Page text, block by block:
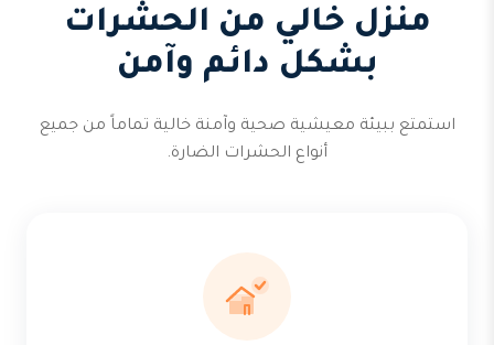
منزل خالي من الحشرات
بشكل دائم وآمن
استمتع ببيئة معيشية صحية وآمنة خالية تماماً من جميع
أنواع الحشرات الضارة.